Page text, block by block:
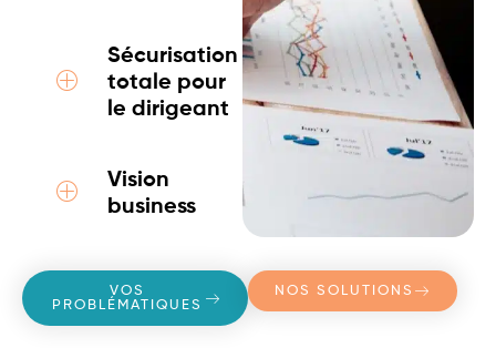
Sécurisation
totale pour
le dirigeant
Vision
business
VOS
PROBLÉMATIQUES
NOS SOLUTIONS